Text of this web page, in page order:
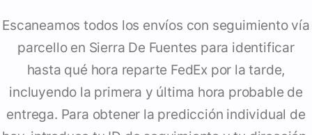
Escaneamos todos los envíos con seguimiento vía
parcello en Sierra De Fuentes para identificar
hasta qué hora reparte FedEx por la tarde,
incluyendo la primera y última hora probable de
entrega. Para obtener la predicción individual de